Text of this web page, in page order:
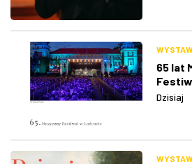
65 lat
Dzisiaj